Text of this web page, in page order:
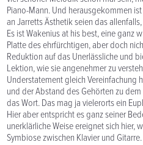
Piano-Mann. Und herausgekommen
an Jarretts Ästhetik seien das
Es ist Wakenius at his best, eine ganz
Platte des ehrfürchtigen, aber doch
Reduktion auf das Unerlässliche und
Lektion, wie sie angenehmer zu
Understatement gleich Vereinfachung
und der Abstand des Gehörten zu
das Wort. Das mag ja vielerorts ein
Hier aber entspricht es ganz seiner
unerklärliche Weise ereignet sich hier,
Symbiose zwischen Klavier und